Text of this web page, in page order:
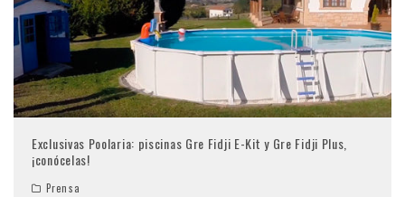
Exclusivas Poolaria: piscinas Gre Fidji E-Kit y Gre Fidji Plus,
¡conócelas!
Prensa